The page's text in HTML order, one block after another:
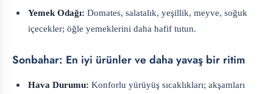
Yemek Odağı: Domates, salatalık, yeşillik, meyve, soğuk
içecekler; öğle yemeklerini daha hafif tutun.
Sonbahar: En iyi ürünler ve daha yavaş bir ritim
Hava Durumu: Konforlu yürüyüş sıcaklıkları; akşamları